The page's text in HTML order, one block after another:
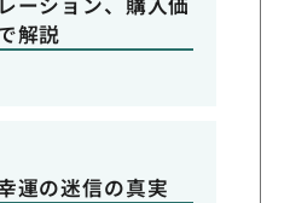
解説
運の迷信の真実